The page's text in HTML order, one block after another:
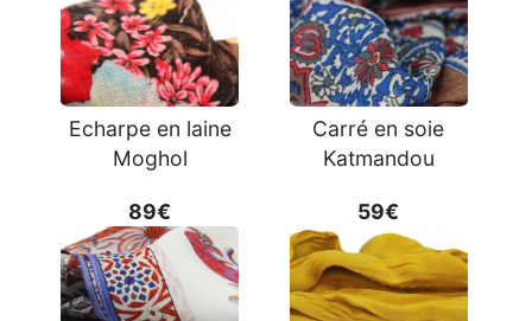
Echarpe en laine
Moghol
89€
Carré en soie
Katmandou
59€